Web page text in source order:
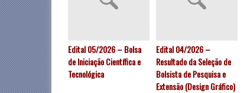
Edital 05/2026 – Bolsa
de Iniciação Científica e
Tecnológica
Edital 04/2026 –
Resultado da Seleção de
Bolsista de Pesquisa e
Extensão (Design Gráfico)